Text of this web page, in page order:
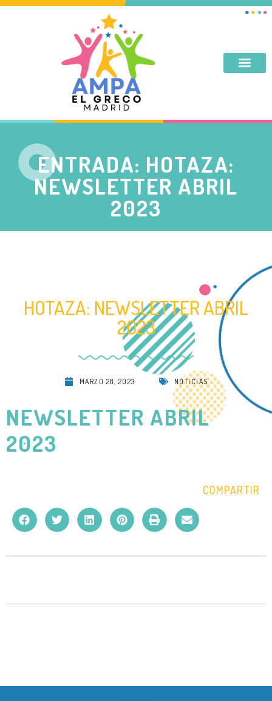
ENTRADA: HOTAZA:
NEWSLETTER ABRIL
2023
HOTAZA: NEWSLETTER ABRIL
2023
MARZO 28, 2023 NOTICIAS
NEWSLETTER ABRIL
2023
COMPARTIR